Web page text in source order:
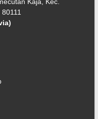
Kaja, Kec.